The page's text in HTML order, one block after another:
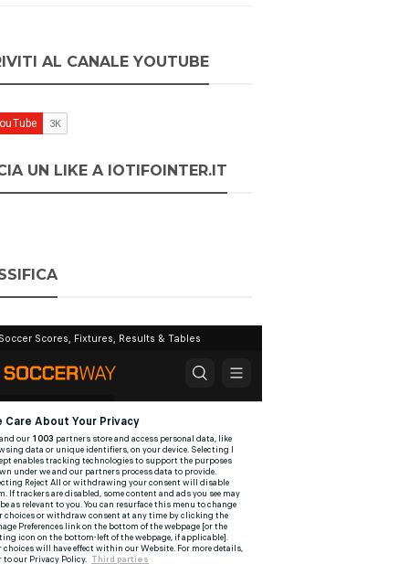
AL CANALE YOUTUBE
UN LIKE A IOTIFOINTER.IT